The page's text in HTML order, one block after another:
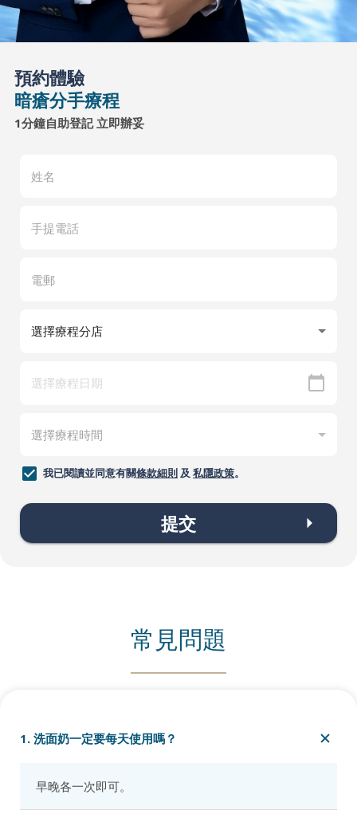
預約體驗
暗瘡分手療程
1分鐘自助登記 立即辦妥
我已閱讀並同意有關條款細則 及 私隱政策。
提交
常見問題
1. 洗面奶一定要每天使用嗎？
早晚各一次即可。